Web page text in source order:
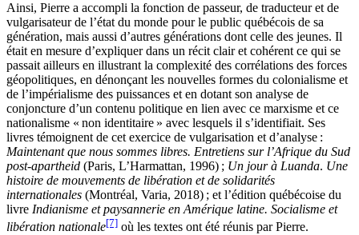
Ainsi, Pierre a accompli la fonction de passeur, de traducteur et de
vulgarisateur de l’état du monde pour le public québécois de sa
génération, mais aussi d’autres générations dont celle des jeunes. Il
était en mesure d’expliquer dans un récit clair et cohérent ce qui se
passait ailleurs en illustrant la complexité des corrélations des forces
géopolitiques, en dénonçant les nouvelles formes du colonialisme et
de l’impérialisme des puissances et en dotant son analyse de
conjoncture d’un contenu politique en lien avec ce marxisme et ce
nationalisme « non identitaire » avec lesquels il s’identifiait. Ses
livres témoignent de cet exercice de vulgarisation et d’analyse :
Maintenant que nous sommes libres. Entretiens sur l’Afrique du Sud
post-apartheid (Paris, L’Harmattan, 1996) ; Un jour à Luanda. Une
histoire de mouvements de libération et de solidarités
internationales (Montréal, Varia, 2018) ; et l’édition québécoise du
livre Indianisme et paysannerie en Amérique latine. Socialisme et
libération nationale[7] où les textes ont été réunis par Pierre.